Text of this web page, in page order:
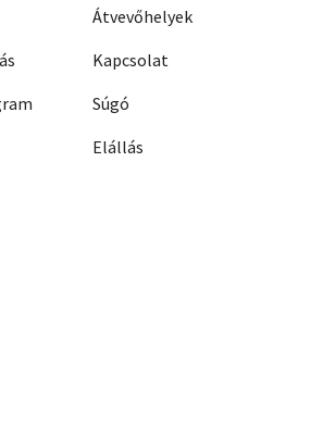
Átvevőhelyek
Kapcsolat
Súgó
Elállás